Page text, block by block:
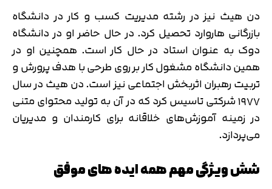
دن هیث نیز در رشته مدیریت کسب و کار در دانشگاه
بازرگانی هاروارد تحصیل کرد. در حال حاضر او در دانشگاه
دوک به عنوان استاد در حال کار است. همچنین او در
همین دانشگاه مشغول کار بر روی طرحی با هدف پرورش و
تربیت رهبران اثربخش اجتماعی نیز است. دن هیث در سال
۱۹۷۷ شرکتی تاسیس کرد که در آن به تولید محتوای متنی
در زمینه آموزش‌های خلاقانه برای کارمندان و مدیریان
می‌پردازد.
شش ویژگی مهم همه ایده های موفق